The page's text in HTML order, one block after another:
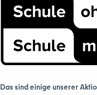
Das sind einige unserer